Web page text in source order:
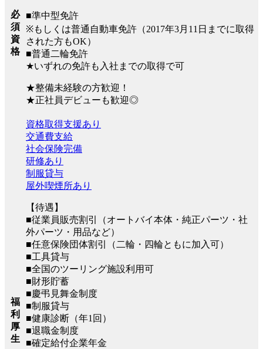
必
須
資
格
■準中型免許
※もしくは普通自動車免許（2017年3月11日までに取得
された方もOK）
■普通二輪免許
★いずれの免許も入社までの取得で可
★整備未経験の方歓迎！
★正社員デビューも歓迎◎
福
利
厚
生
資格取得支援あり
交通費支給
社会保険完備
研修あり
制服貸与
屋外喫煙所あり
【待遇】
■従業員販売割引（オートバイ本体・純正パーツ・社
外パーツ・用品など）
■任意保険団体割引（二輪・四輪ともに加入可）
■工具貸与
■全国のツーリング施設利用可
■財形貯蓄
■慶弔見舞金制度
■制服貸与
■健康診断（年1回）
■退職金制度
■確定給付企業年金